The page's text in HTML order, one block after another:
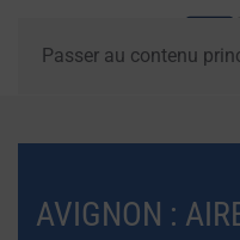
Passer au contenu
AVIGNON :